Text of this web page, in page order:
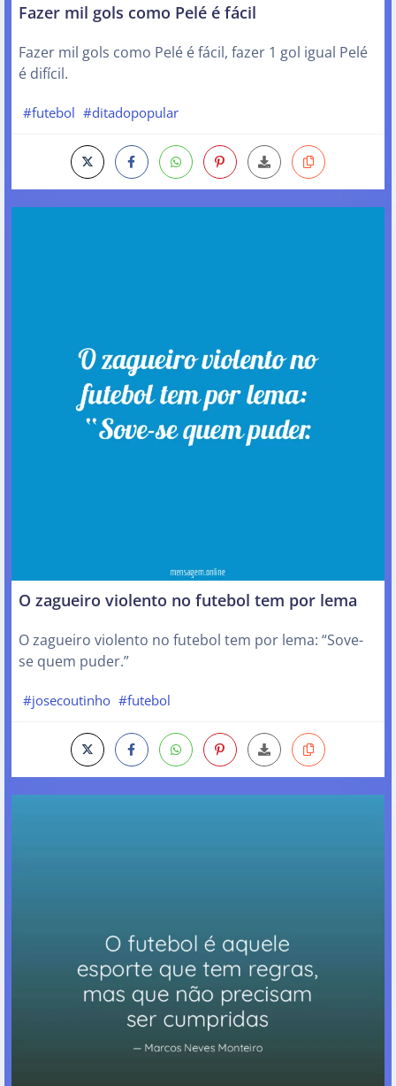
Fazer mil gols como Pelé é fácil
Fazer mil gols como Pelé é fácil, fazer 1 gol igual Pelé
é difícil.
#futebol #ditadopopular
O zagueiro violento no futebol tem por lema
O zagueiro violento no futebol tem por lema: “Sove-
se quem puder.”
#josecoutinho #futebol